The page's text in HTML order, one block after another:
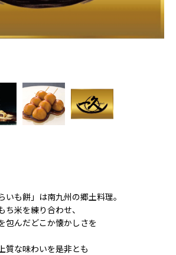
いも餅」は南九州の郷土料理。
米を練り合わせ、
包んだどこか懐かしさを
質な味わいを是非とも